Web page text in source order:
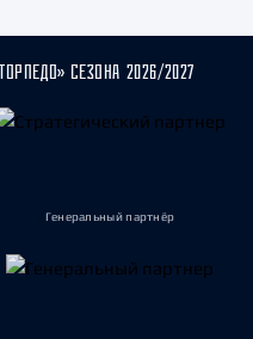
СЕЗОНА 2026/2027
Генеральный партнёр